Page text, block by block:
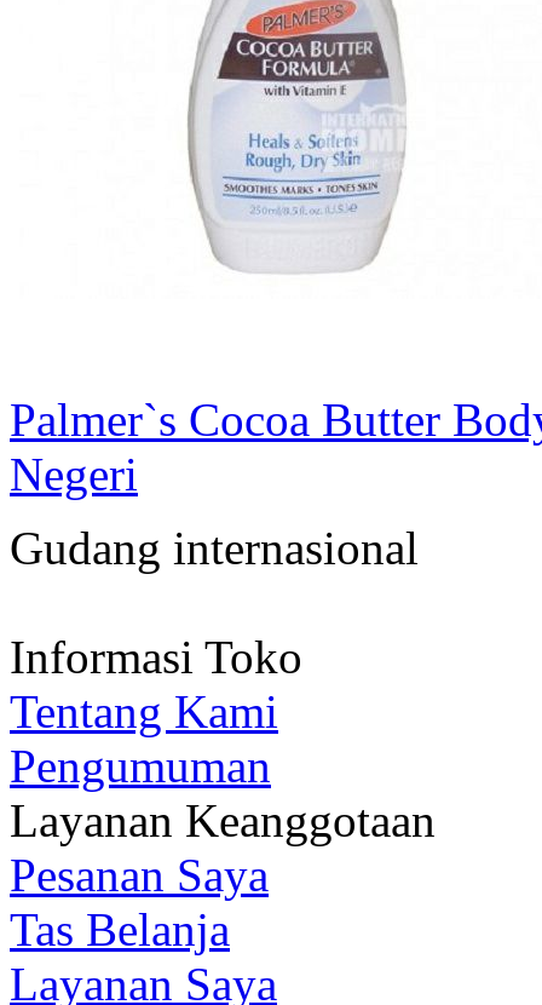
Palmer`s Cocoa Butter
Negeri
Gudang internasional
Informasi Toko
Tentang Kami
Pengumuman
Layanan Keanggotaan
Pesanan Saya
Tas Belanja
Layanan Saya